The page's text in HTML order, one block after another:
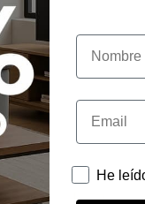
elegante y
N239, pertenece a
Negro en "Oficina",
NOMBRE
He